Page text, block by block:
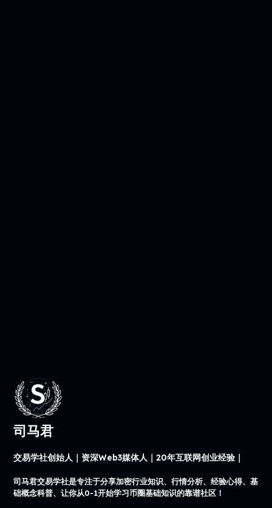
司马君
交易学社创始人｜资深Web3媒体人｜20年互联网创业经验｜
司马君交易学社是专注于分享加密行业知识、行情分析、经验心得、基
础概念科普、让你从0-1开始学习币圈基础知识的靠谱社区！